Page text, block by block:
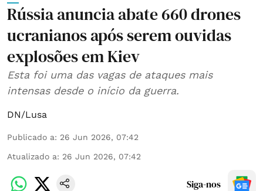
Rússia anuncia abate 660 drones
ucranianos após serem ouvidas
explosões em Kiev
Esta foi uma das vagas de ataques mais
intensas desde o início da guerra.
DN/Lusa
Publicado a: 26 Jun 2026, 07:42
Atualizado a: 26 Jun 2026, 07:42
Siga-nos